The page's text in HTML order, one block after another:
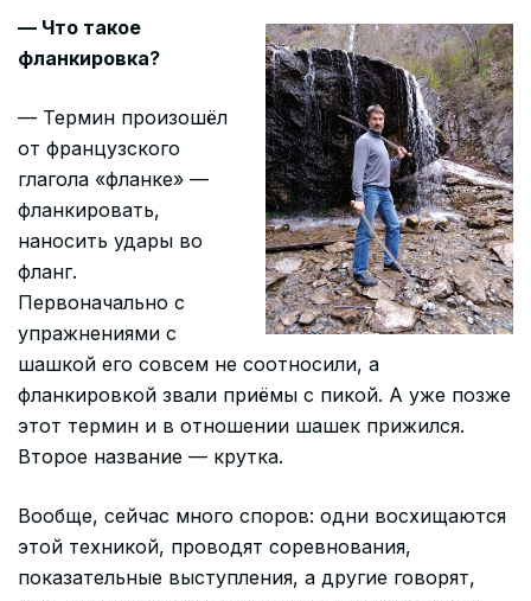
— Что такое
фланкировка?
— Термин произошёл
от французского
глагола «фланке» —
фланкировать,
наносить удары во
фланг.
Первоначально с
упражнениями с
шашкой его совсем не соотносили, а
фланкировкой звали приёмы с пикой. А уже позже
этот термин и в отношении шашек прижился.
Второе название — крутка.
Вообще, сейчас много споров: одни восхищаются
этой техникой, проводят соревнования,
показательные выступления, а другие говорят,